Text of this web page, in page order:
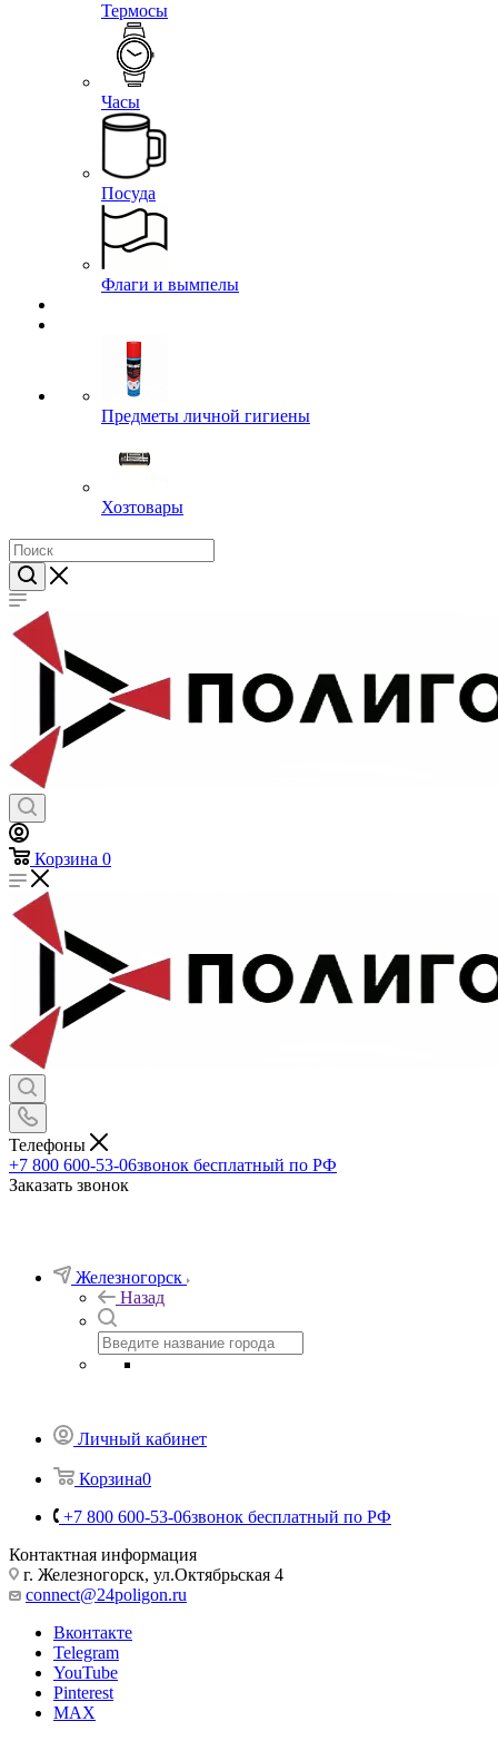
Термосы
Часы
Посуда
Флаги и вымпелы
Предметы личной гигиены
Хозтовары
Корзина 0
Телефоны
+7 800 600-53-06звонок бесплатный по РФ
Заказать звонок
Железногорск
Назад
Личный кабинет
Корзина0
+7 800 600-53-06звонок бесплатный по РФ
Контактная информация
г. Железногорск, ул.Октябрьская 4
connect@24poligon.ru
Вконтакте
Telegram
YouTube
Pinterest
MAX